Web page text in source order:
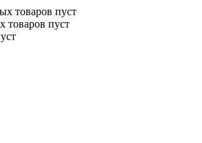
товаров пуст
товаров пуст